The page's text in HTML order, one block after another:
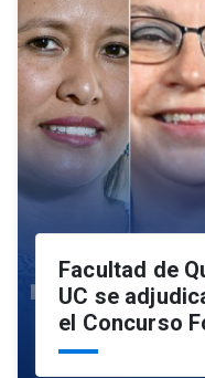
Facultad de
UC se
el Concurso